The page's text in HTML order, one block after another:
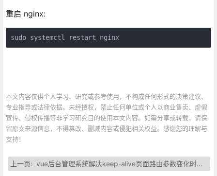
重启 nginx:
sudo systemctl restart nginx
本文内容仅供个人学习、研究或参考使用，不构成任何形式的决策建议、
专业指导或法律依据。未经授权，禁止任何单位或个人以商业售卖、虚假
宣传、侵权传播等非学习研究目的使用本文内容。如需分享或转载，请保
留原文来源信息，不得篡改、删减内容或侵犯相关权益。感谢您的理解与
支持！
上一页:vue后台管理系统解决keep-alive页面路由参数变化时缓存问题